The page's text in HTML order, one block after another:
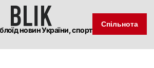
новин України, спорт
Спільнота